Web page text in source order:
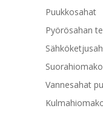
Puukkosahat
Pyörösahan
Vannesahat